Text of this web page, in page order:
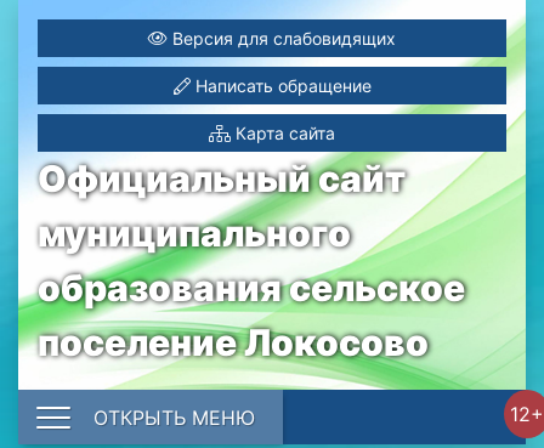
Официальный сайт
муниципального
образования сельское
поселение Локосово
Версия для слабовидящих
Написать обращение
Карта сайта
12+
ОТКРЫТЬ МЕНЮ